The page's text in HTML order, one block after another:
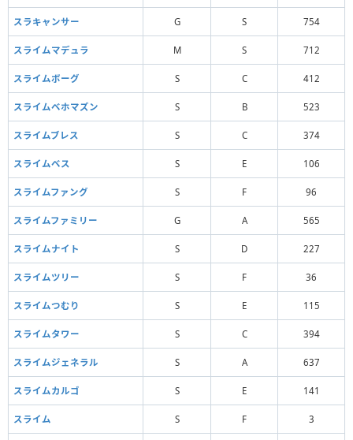
スラキャンサー G S 754
スライムマデュラ M S 712
スライムボーグ S C 412
スライムベホマズン S B 523
スライムブレス S C 374
スライムベス S E 106
スライムファング S F 96
スライムファミリー G A 565
スライムナイト S D 227
スライムツリー S F 36
スライムつむり S E 115
スライムタワー S C 394
スライムジェネラル S A 637
スライムカルゴ S E 141
スライム S F 3